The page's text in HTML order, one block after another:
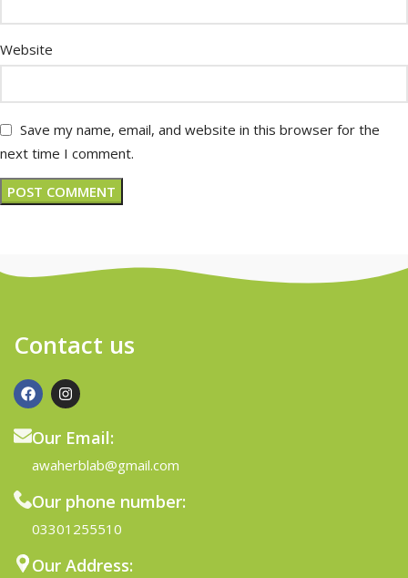
Website
Save my name, email, and website in this browser for the
next time I comment.
Contact us
Our Email:
awaherblab@gmail.com
Our phone number:
03301255510
Our Address: